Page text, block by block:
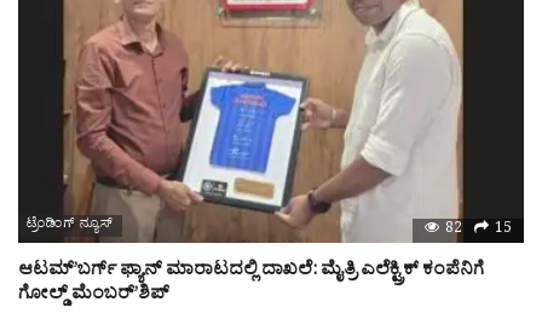
ಟ್ರೆಂಡಿಂಗ್ ನ್ಯೂಸ್ 82 15
ಆಟಮ್’ಬರ್ಗ್ ಫ್ಯಾನ್ ಮಾರಾಟದಲ್ಲಿ ದಾಖಲೆ: ಮೈತ್ರಿ ಎಲೆಕ್ಟ್ರಿಕ್ ಕಂಪೆನಿಗೆ
ಗೋಲ್ಡ್ ಮೆಂಬರ್’ಶಿಪ್